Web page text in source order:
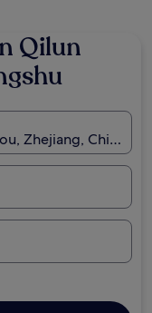
Qilun
Zhejiang, China